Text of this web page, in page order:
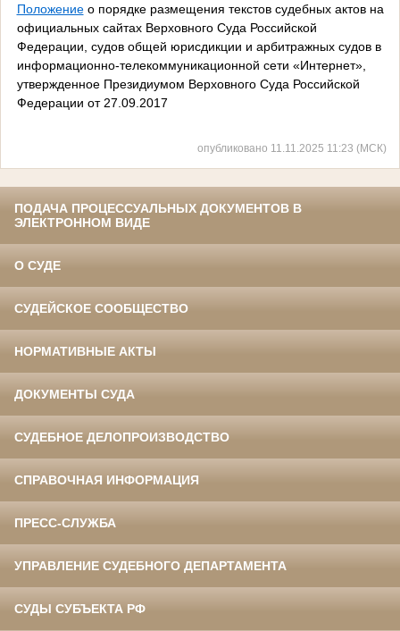
Положениео порядке размещения текстов судебных актов на
официальных сайтах Верховного Суда Российской
Федерации, судов общей юрисдикции и арбитражных судов в
информационно-телекоммуникационной сети «Интернет»,
утвержденное Президиумом Верховного Суда Российской
Федерации от 27.09.2017
опубликовано 11.11.2025 11:23 (МСК)
ПОДАЧА ПРОЦЕССУАЛЬНЫХ ДОКУМЕНТОВ В
ЭЛЕКТРОННОМ ВИДЕ
О СУДЕ
СУДЕЙСКОЕ СООБЩЕСТВО
НОРМАТИВНЫЕ АКТЫ
ДОКУМЕНТЫ СУДА
СУДЕБНОЕ ДЕЛОПРОИЗВОДСТВО
СПРАВОЧНАЯ ИНФОРМАЦИЯ
ПРЕСС-СЛУЖБА
УПРАВЛЕНИЕ СУДЕБНОГО ДЕПАРТАМЕНТА
СУДЫ СУБЪЕКТА РФ